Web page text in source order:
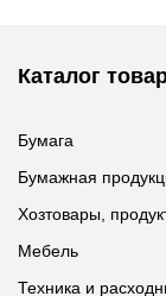
Каталог
Бумага
Бумажная
Хозтовары,
Мебель
Техника и